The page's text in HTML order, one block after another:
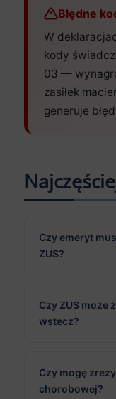
Błędne
W
kody
03 —
zasiłek
generuje
Czy emeryt
ZUS?
Czy ZUS może
wstecz?
Czy mogę
chorobowej?